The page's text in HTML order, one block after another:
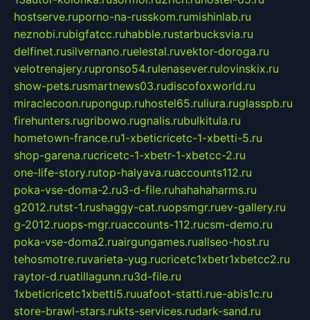
hostserve.ruporno-na-russkom.rumishinlab.ru
neznobi.rubigfatcc.ruhabble.rustarbucksvia.ru
delfinet.rusilvernano.ruelestal.ruvektor-doroga.ru
velotrenajery.rupronso54.rulenasever.rulovinskix.ru
show-pets.rusmartnews03.rudiscofoxworld.ru
miraclecoon.rupongup.ruhostel65.ruliura.ruglasspb.ru
firehunters.rugribowo.rugnalis.rubulkitula.ru
hometown-france.ru1-xbeticricetc-1-xbetti-5.ru
shop-garena.rucricetc-1-xbetr-1-xbetcc-2.ru
one-life-story.rutop-halyava.ruaccounts112.ru
poka-vse-doma-2.ru3-d-file.ruhahahaharms.ru
g2012.rutst-1.rushaggy-cat.ruopsmgr.ruev-gallery.ru
g-2012.ruops-mgr.ruaccounts-112.rucsm-demo.ru
poka-vse-doma2.ruairgungames.ruallseo-host.ru
tehosmotre.ruvarieta-yug.rucricetc1xbetr1xbetcc2.ru
raytor-d.ruatillagunn.ru3d-file.ru
1xbeticricetc1xbetti5.ruuafoot-statti.rue-abis1c.ru
store-brawl-stars.rukts-services.rudark-sand.ru